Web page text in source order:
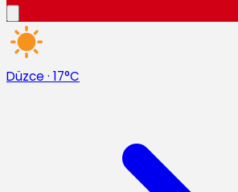
Düzce · 17°C